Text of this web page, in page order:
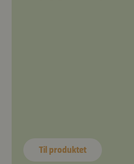
Til produktet